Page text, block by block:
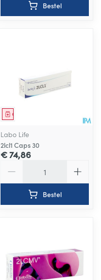
Bestel
Geneesmiddel
Labo Life
2lcl1 Caps 30
€ 74,86
Bestel